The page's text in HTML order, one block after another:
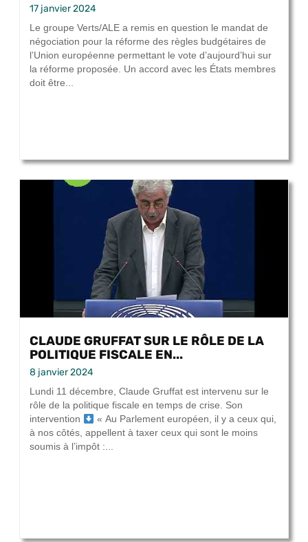
17 janvier 2024
Le groupe Verts/ALE a remis en question le mandat de
négociation pour la réforme des règles budgétaires de
l’Union européenne permettant le vote d’aujourd’hui sur
la réforme proposée. Un accord avec les États membres
doit être...
CLAUDE GRUFFAT SUR LE RÔLE DE LA
POLITIQUE FISCALE EN...
8 janvier 2024
Lundi 11 décembre, Claude Gruffat est intervenu sur le
rôle de la politique fiscale en temps de crise. Son
intervention
« Au Parlement européen, il y a ceux qui,
à nos côtés, appellent à taxer ceux qui sont le moins
soumis à l’impôt :...